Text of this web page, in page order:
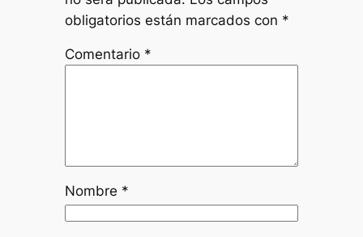
obligatorios están marcados con *
Comentario *
Nombre *